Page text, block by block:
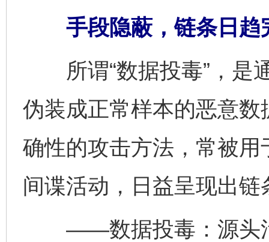
手段隐蔽，链条日趋
所谓“数据投毒”，是
伪装成正常样本的恶意
确性的攻击方法，常被
间谍活动，日益呈现出
——数据投毒：源头污